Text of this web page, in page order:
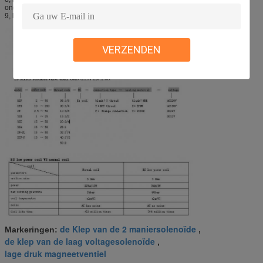
VERZENDEN
onderhoud;
9, het gewicht van het eenheidsproduct: 0.3KG.
Markeringen: de Klep van de 2 maniersolenoïde ,
de klep van de laag voltagesolenoïde ,
lage druk magneetventiel